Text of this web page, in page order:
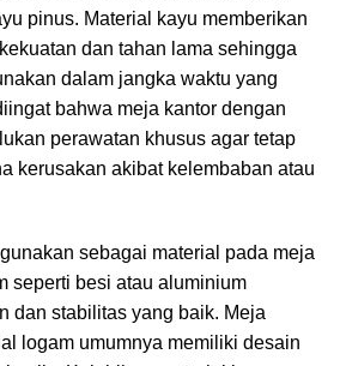
pinus. Material kayu memberikan
dan tahan lama sehingga
dalam jangka waktu yang
bahwa meja kantor dengan
perawatan khusus agar tetap
kerusakan akibat kelembaban atau
sebagai material pada meja
seperti besi atau aluminium
dan stabilitas yang baik. Meja
logam umumnya memiliki desain